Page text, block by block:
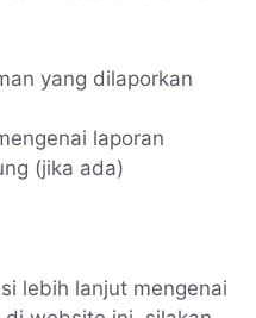
yang dilaporkan
laporan
(jika ada)
lebih lanjut mengenai